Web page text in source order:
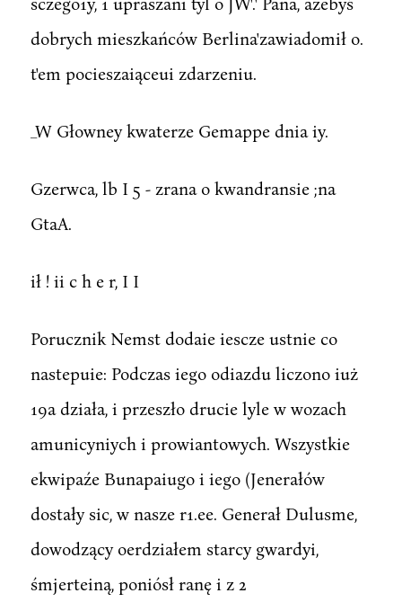
dobrych mieszkańców Berlina'zawiadomił o.
t'em pocieszaiąceui zdarzeniu.
_W Głowney kwaterze Gemappe dnia iy.
Gzerwca, lb I 5 - zrana o kwandransie ;na
GtaA.
ił ! ii c h e r, I I
Porucznik Nemst dodaie iescze ustnie co
nastepuie: Podczas iego odiazdu liczono iuż
19a działa, i przeszło drucie lyle w wozach
amunicyniych i prowiantowych. Wszystkie
ekwipaźe Bunapaiugo i iego (Jenerałów
dostały sic, w nasze r1.ee. Generał Dulusme,
dowodzący oerdziałem starcy gwardyi,
śmjerteiną, poniósł ranę i z 2